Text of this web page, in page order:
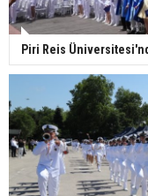
Piri Reis